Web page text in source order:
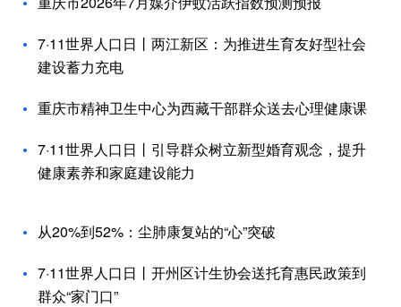
7·11世界人口日丨两江新区：为推进生育友好型社会
建设蓄力充电
重庆市精神卫生中心为西藏干部群众送去心理健康课
7·11世界人口日丨引导群众树立新型婚育观念，提升
健康素养和家庭建设能力
从20%到52%：尘肺康复站的“心”突破
7·11世界人口日丨开州区计生协会送托育惠民政策到
群众“家门口”